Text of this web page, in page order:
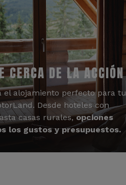
CERCA DE LA ACCIÓN
el alojamiento perfecto para tu
Desde hoteles con
casas rurales,opciones
los gustos y presupuestos.